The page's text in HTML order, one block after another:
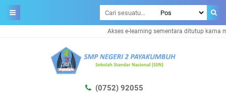
Akses e-learning sementara ditutup karna
(0752) 92055